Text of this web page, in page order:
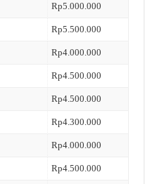
Rp5.000.000
Rp5.500.000
Rp4.000.000
Rp4.500.000
Rp4.500.000
Rp4.300.000
Rp4.000.000
Rp4.500.000